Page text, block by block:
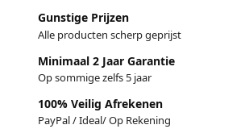
Gunstige Prijzen
Alle producten scherp geprijst
Minimaal 2 Jaar Garantie
Op sommige zelfs 5 jaar
100% Veilig Afrekenen
PayPal / Ideal/ Op Rekening